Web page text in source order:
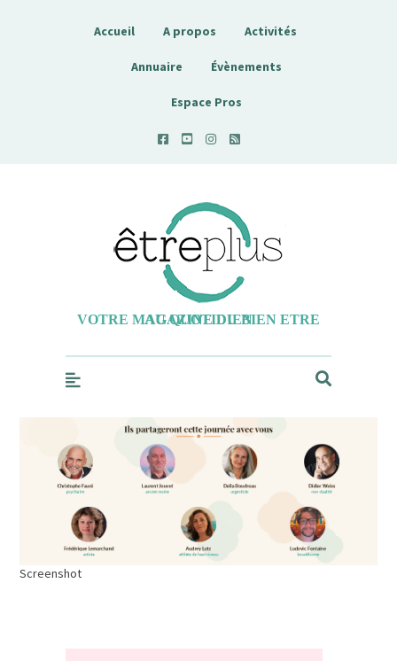
Accueil A propos Activités
Annuaire Évènements
Espace Pros
Etreplus
VOTRE MAGAZINE DU BIEN ETRE AU QUOTIDIEN
Screenshot